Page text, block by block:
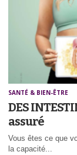
SANTÉ & BIEN-ÊTRE
DES
assuré
Vous êtes ce que
la capacité...